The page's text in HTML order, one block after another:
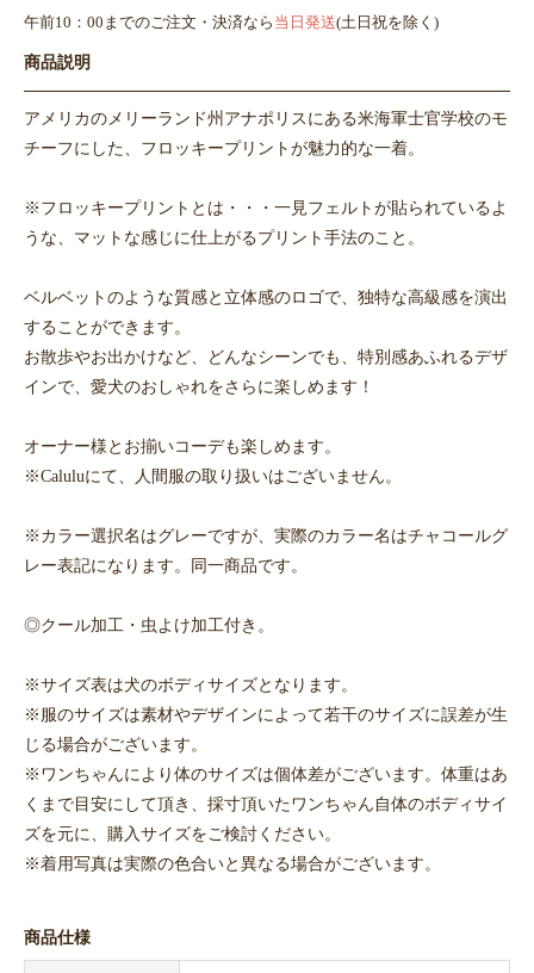
午前10：00までのご注文・決済なら 当日発送(土日祝を除く)
商品説明
アメリカのメリーランド州アナポリスにある米海軍士官学校のモ
チーフにした、フロッキープリントが魅力的な一着。
※フロッキープリントとは・・・一見フェルトが貼られているよ
うな、マットな感じに仕上がるプリント手法のこと。
ベルベットのような質感と立体感のロゴで、独特な高級感を演出
することができます。
お散歩やお出かけなど、どんなシーンでも、特別感あふれるデザ
インで、愛犬のおしゃれをさらに楽しめます！
オーナー様とお揃いコーデも楽しめます。
※Caluluにて、人間服の取り扱いはございません。
※カラー選択名はグレーですが、実際のカラー名はチャコールグ
レー表記になります。同一商品です。
◎クール加工・虫よけ加工付き。
※サイズ表は犬のボディサイズとなります。
※服のサイズは素材やデザインによって若干のサイズに誤差が生
じる場合がございます。
※ワンちゃんにより体のサイズは個体差がございます。体重はあ
くまで目安にして頂き、採寸頂いたワンちゃん自体のボディサイ
ズを元に、購入サイズをご検討ください。
※着用写真は実際の色合いと異なる場合がございます。
商品仕様